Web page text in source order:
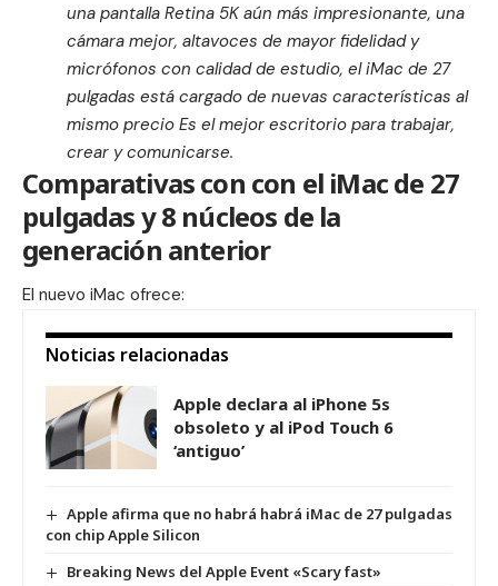
una pantalla Retina 5K aún más impresionante, una
cámara mejor, altavoces de mayor fidelidad y
micrófonos con calidad de estudio, el iMac de 27
pulgadas está cargado de nuevas características al
mismo precio Es el mejor escritorio para trabajar,
crear y comunicarse.
Comparativas con con el iMac de 27
pulgadas y 8 núcleos de la
generación anterior
El nuevo iMac ofrece:
Noticias relacionadas
Apple declara al iPhone 5s
obsoleto y al iPod Touch 6
‘antiguo’
Apple afirma que no habrá habrá iMac de 27 pulgadas
con chip Apple Silicon
Breaking News del Apple Event «Scary fast»